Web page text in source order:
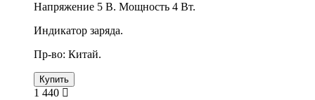
Напряжение 5 В. Мощность 4 Вт.
Индикатор заряда.
Пр-во: Китай.
Купить
1 440